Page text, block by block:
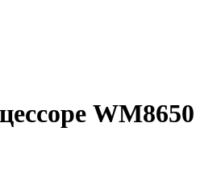
WM8650